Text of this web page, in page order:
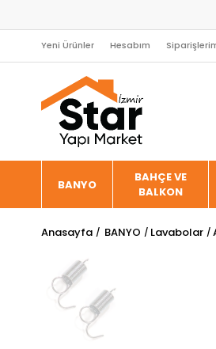
Yeni Ürünler Hesabım
BANYO
BAHÇE VE
BALKON
Anasayfa BANYO Lavabolar